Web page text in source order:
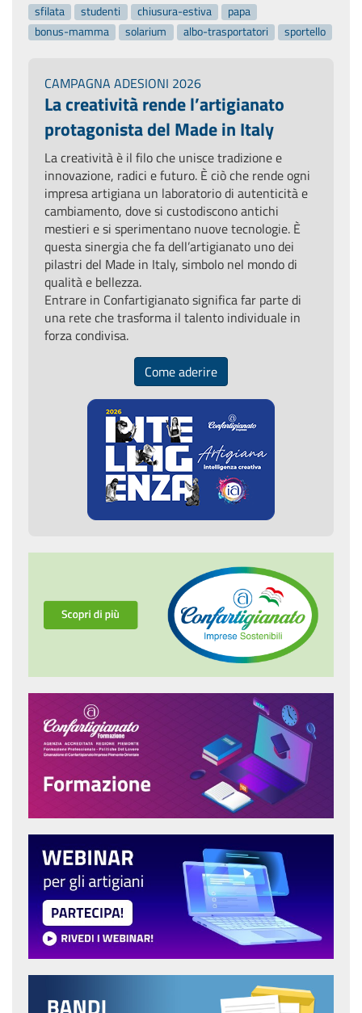
sfilata studenti chiusura-estiva
papa
bonus-mamma
solarium albo-trasportatori sportello
CAMPAGNA ADESIONI 2026
La creatività rende l’artigianato
protagonista del Made in Italy
La creatività è il filo che unisce tradizione e
innovazione, radici e futuro. È ciò che rende ogni
impresa artigiana un laboratorio di autenticità e
cambiamento, dove si custodiscono antichi
mestieri e si sperimentano nuove tecnologie. È
questa sinergia che fa dell’artigianato uno dei
pilastri del Made in Italy, simbolo nel mondo di
qualità e bellezza.
Entrare in Confartigianato significa far parte di
una rete che trasforma il talento individuale in
forza condivisa.
Come aderire